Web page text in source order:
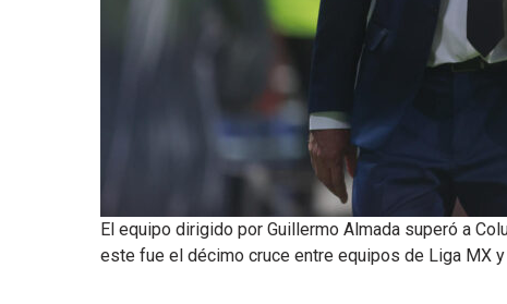
El equipo dirigido por Guillermo Almada superó a
este fue el décimo cruce entre equipos de Liga MX